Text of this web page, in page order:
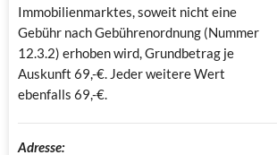
Immobilienmarktes, soweit nicht eine
Gebühr nach Gebührenordnung (Nummer
12.3.2) erhoben wird, Grundbetrag je
Auskunft 69,-€. Jeder weitere Wert
ebenfalls 69,-€.
Adresse: